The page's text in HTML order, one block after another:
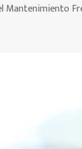
Mantenimiento